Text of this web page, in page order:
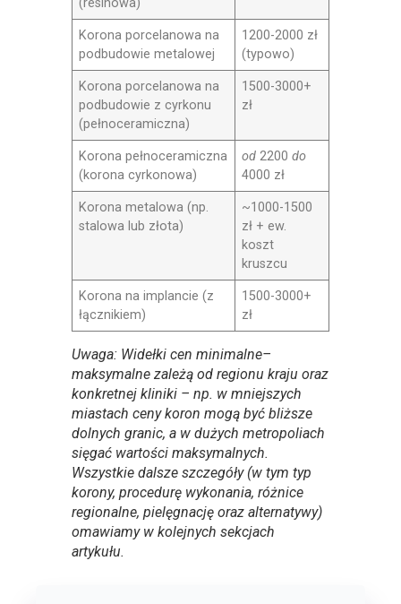
Korona porcelanowa na
podbudowie metalowej
1200-2000 zł
(typowo)
Korona porcelanowa na
podbudowie z cyrkonu
(pełnoceramiczna)
1500-3000+
zł
Korona pełnoceramiczna
(korona cyrkonowa)
od 2200do
4000 zł
Korona metalowa (np.
stalowa lub złota)
~1000-1500
zł + ew.
koszt
kruszcu
Korona na implancie (z
łącznikiem)
1500-3000+
zł
Uwaga: Widełki cen minimalne–
maksymalne zależą od regionu kraju oraz
konkretnej kliniki – np. w mniejszych
miastach ceny koron mogą być bliższe
dolnych granic, a w dużych metropoliach
sięgać wartości maksymalnych.
Wszystkie dalsze szczegóły (w tym typ
korony, procedurę wykonania, różnice
regionalne, pielęgnację oraz alternatywy)
omawiamy w kolejnych sekcjach
artykułu.